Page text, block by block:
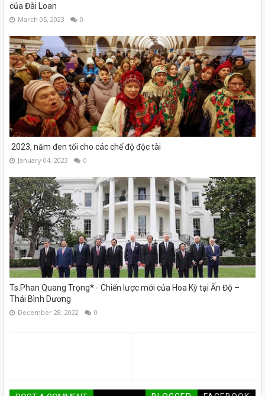
của Đài Loan
March 05, 2023 0
2023, năm đen tối cho các chế độ độc tài
January 04, 2023 0
Ts.Phan Quang Trọng* - Chiến lược mới của Hoa Kỳ tại Ấn Độ –
Thái Bình Dương
December 28, 2022 0